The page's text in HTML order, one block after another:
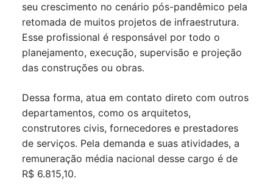
seu crescimento no cenário pós-pandêmico pela
retomada de muitos projetos de infraestrutura.
Esse profissional é responsável por todo o
planejamento, execução, supervisão e projeção
das construções ou obras.
Dessa forma, atua em contato direto com outros
departamentos, como os arquitetos,
construtores civis, fornecedores e prestadores
de serviços. Pela demanda e suas atividades, a
remuneração média nacional desse cargo é de
R$ 6.815,10.